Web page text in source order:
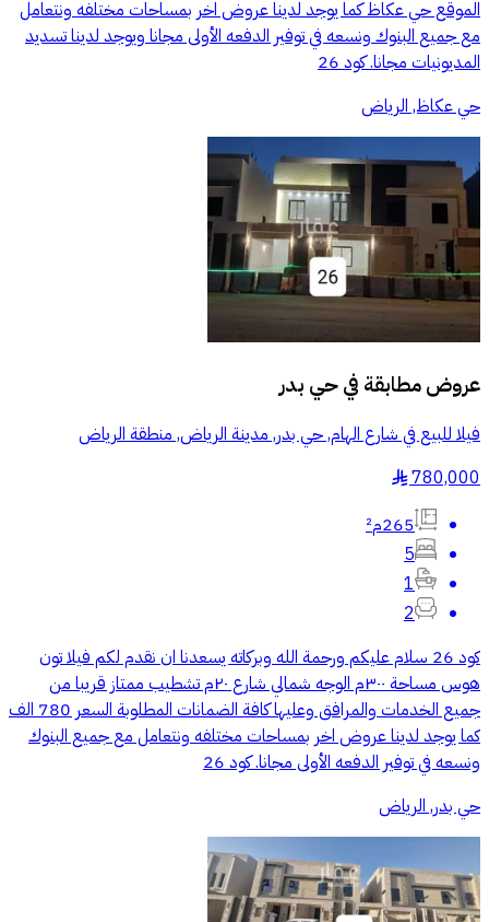
الموقع حي عكاظ كما يوجد لدينا عروض اخر بمساحات مختلفه ونتعامل
مع جميع البنوك ونسعه في توفير الدفعه الأولى مجانا ويوجد لدينا تسديد
المديونيات مجانا. كود 26
حي عكاظ, الرياض
عروض مطابقة فيحي بدر
فيلا للبيع في شارع الهام, حي بدر, مدينة الرياض, منطقة الرياض
780,000
§
265م²
5
1
2
كود 26 سلام عليكم ورحمة الله وبركاته يسعدنا ان نقدم لكم فيلا تون
هوس مساحة ٣٠٠م الوجه شمالي شارع ٢٠م تشطيب ممتاز قريبا من
جميع الخدمات والمرافق وعليها كافة الضمانات المطلوبة السعر 780 الف
كما يوجد لدينا عروض اخر بمساحات مختلفه ونتعامل مع جميع البنوك
ونسعه في توفير الدفعه الأولى مجانا. كود 26
حي بدر, الرياض